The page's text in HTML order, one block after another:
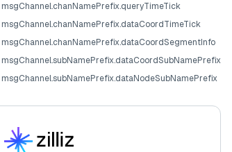
msgChannel.chanNamePrefix.queryTimeTick
msgChannel.chanNamePrefix.dataCoordTimeTick
msgChannel.chanNamePrefix.dataCoordSegmentInfo
msgChannel.subNamePrefix.dataCoordSubNamePrefix
msgChannel.subNamePrefix.dataNodeSubNamePrefix